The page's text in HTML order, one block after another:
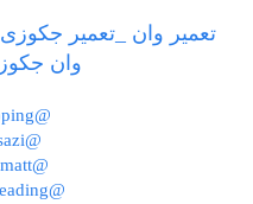
تعمیر وان _تعمیر جکوزی
وان
@rominashoping
@tamirbazsazi
@irankhadamatt
@shopping_treading